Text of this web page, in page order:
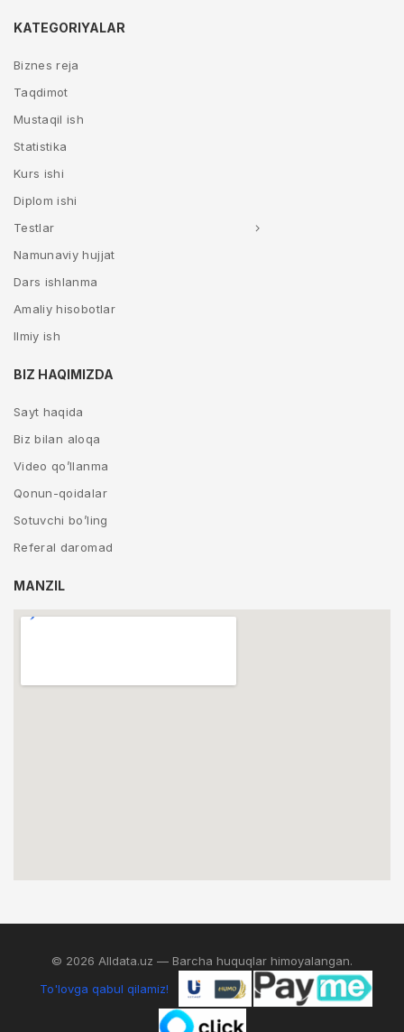
KATEGORIYALAR
Biznes reja
Taqdimot
Mustaqil ish
Statistika
Kurs ishi
Diplom ishi
Testlar
Namunaviy hujjat
Dars ishlanma
Amaliy hisobotlar
Ilmiy ish
BIZ HAQIMIZDA
Sayt haqida
Biz bilan aloqa
Video qo’llanma
Qonun-qoidalar
Sotuvchi bo’ling
Referal daromad
MANZIL
© 2026 Alldata.uz — Barcha huquqlar himoyalangan.
To'lovga qabul qilamiz!